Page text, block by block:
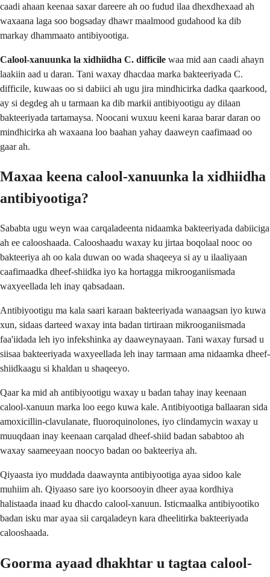
caadi ahaan keenaa saxar dareere ah oo fudud ilaa dhexdhexaad ah
waxaana laga soo bogsaday dhawr maalmood gudahood ka dib
markay dhammaato antibiyootiga.
Calool-xanuunka la xidhiidha C. difficile waa mid aan caadi ahayn
laakiin aad u daran. Tani waxay dhacdaa marka bakteeriyada C.
difficile, kuwaas oo si dabiici ah ugu jira mindhicirka dadka qaarkood,
ay si degdeg ah u tarmaan ka dib markii antibiyootigu ay dilaan
bakteeriyada tartamaysa. Noocani wuxuu keeni karaa barar daran oo
mindhicirka ah waxaana loo baahan yahay daaweyn caafimaad oo
gaar ah.
Maxaa keena calool-xanuunka la xidhiidha
antibiyootiga?
Sababta ugu weyn waa carqaladeenta nidaamka bakteeriyada dabiiciga
ah ee calooshaada. Calooshaadu waxay ku jirtaa boqolaal nooc oo
bakteeriya ah oo kala duwan oo wada shaqeeya si ay u ilaaliyaan
caafimaadka dheef-shiidka iyo ka hortagga mikrooganiismada
waxyeellada leh inay qabsadaan.
Antibiyootigu ma kala saari karaan bakteeriyada wanaagsan iyo kuwa
xun, sidaas darteed waxay inta badan tirtiraan mikrooganiismada
faa'iidada leh iyo infekshinka ay daaweynayaan. Tani waxay fursad u
siisaa bakteeriyada waxyeellada leh inay tarmaan ama nidaamka dheef-
shiidkaagu si khaldan u shaqeeyo.
Qaar ka mid ah antibiyootigu waxay u badan tahay inay keenaan
calool-xanuun marka loo eego kuwa kale. Antibiyootiga ballaaran sida
amoxicillin-clavulanate, fluoroquinolones, iyo clindamycin waxay u
muuqdaan inay keenaan carqalad dheef-shiid badan sababtoo ah
waxay saameeyaan noocyo badan oo bakteeriya ah.
Qiyaasta iyo muddada daawaynta antibiyootiga ayaa sidoo kale
muhiim ah. Qiyaaso sare iyo koorsooyin dheer ayaa kordhiya
halistaada inaad ku dhacdo calool-xanuun. Isticmaalka antibiyootiko
badan isku mar ayaa sii carqaladeyn kara dheelitirka bakteeriyada
calooshaada.
Goorma ayaad dhakhtar u tagtaa calool-